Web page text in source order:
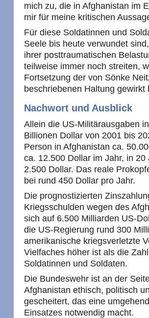
mich zu, die in Afghanistan im
mir für meine kritischen
Für diese Soldatinnen und
Seele bis heute verwundet
ihrer posttraumatischen
teilweise immer noch streiten,
Fortsetzung der von Sönke
beschriebenen Haltung gewirkt
Nachwort und Ausblick
Allein die US-Militärausgaben
Billionen Dollar von 2001 bis
Person in Afghanistan ca.
ca. 12.500 Dollar im Jahr, in
2.500 Dollar. Das reale
bei rund 450 Dollar pro Jahr.
Die prognostizierten
Kriegsschulden wegen des
sich auf 6.500 Milliarden US-
die US-Regierung rund 300
amerikanische kriegsverletzte
Vielfaches höher ist als die
Soldatinnen und Soldaten.
Die Bundeswehr ist an der
Afghanistan ethisch, politisch
gescheitert, das eine
Einsatzes notwendig macht.